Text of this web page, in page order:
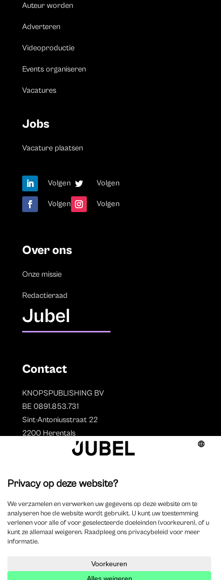
Auteur worden
Adverteren
Videoproductie
Events organiseren
Vacatures
Jobs
Vacature plaatsen
Volgen Volgen
Volgen Volgen
Over ons
Onze missie
Redactieraad
Jubel
Contact
KNOPSPUBLISHING BV
BE 0891.853.731
Sint-Antoniusstraat 22
2200 Herentals
Auteurs
Overzicht auteurs
Auteur worden?
2025 Jubel – Webdesign byWisemen